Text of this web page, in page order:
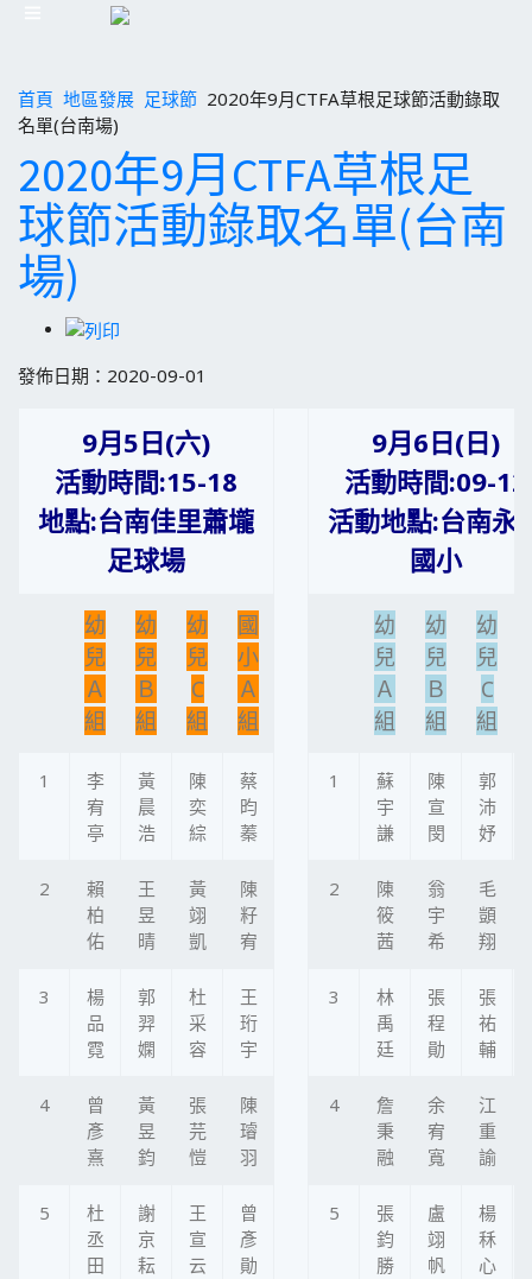
首頁 地區發展 足球節 2020年9月CTFA草根足球節活動錄取
名單(台南場)
2020年9月CTFA草根足
球節活動錄取名單(台南
場)
發佈日期：2020-09-01
9月5日(六)
活動時間:15-18
地點:台南佳里蕭壠
足球場
9月6日(日)
活動時間:09-12
活動地點:台南永
國小
幼
兒
Ａ
組
幼
兒
Ｂ
組
幼
兒
C
組
國
小
Ａ
組
幼
兒
Ａ
組
幼
兒
Ｂ
組
幼
兒
C
組
1
李
宥
亭
黃
晨
浩
陳
奕
綜
蔡
昀
蓁
1
蘇
宇
謙
陳
宣
閔
郭
沛
妤
2
賴
柏
佑
王
昱
晴
黃
翊
凱
陳
籽
宥
2
陳
筱
茜
翁
宇
希
毛
顗
翔
3
楊
品
霓
郭
羿
嫻
杜
采
容
王
珩
宇
3
林
禹
廷
張
程
勛
張
祐
輔
4
曾
彥
熹
黃
昱
鈞
張
芫
愷
陳
璿
羽
4
詹
秉
融
余
宥
寬
江
重
諭
5
杜
丞
田
謝
京
耘
王
宣
云
曾
彥
勛
5
張
鈞
勝
盧
翊
帆
楊
秝
心